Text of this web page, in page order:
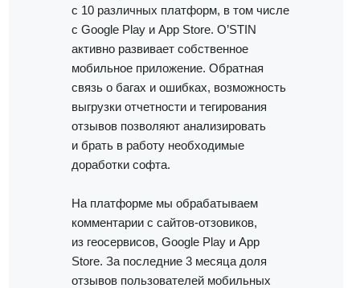
с 10 различных платформ, в том числе
с Google Play и App Store. O’STIN
активно развивает собственное
мобильное приложение. Обратная
связь о багах и ошибках, возможность
выгрузки отчетности и тегирования
отзывов позволяют анализировать
и брать в работу необходимые
доработки софта.
На платформе мы обрабатываем
комментарии с сайтов-отзовиков,
из геосервисов, Google Play и App
Store. За последние 3 месяца доля
отзывов пользователей мобильных